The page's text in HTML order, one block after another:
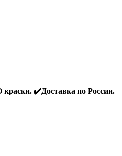
✔️Доставка по России.